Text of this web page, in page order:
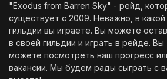
"Exodus from Barren Sky" - рейд,
существует с 2009. Неважно, в какой
гильдии вы играете. Вы можете
в своей гильдии и играть в рейде. Вы
можете посмотреть наш прогресс
вакансии. Мы будем рады сыграть с